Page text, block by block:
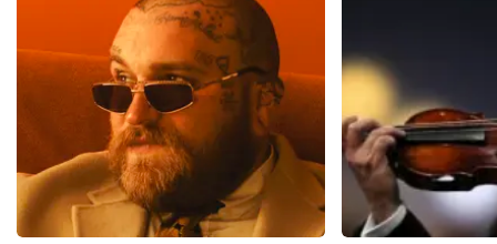
BEKIJKEN